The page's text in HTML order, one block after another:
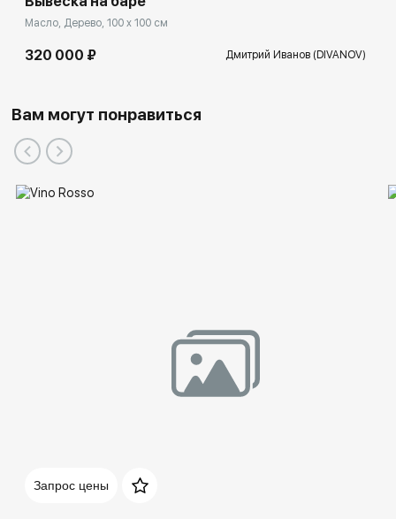
Масло, Дерево, 100 x 100 см
320 000 ₽ Дмитрий Иванов (DIVANOV)
Вам могут понравиться
Запрос цены